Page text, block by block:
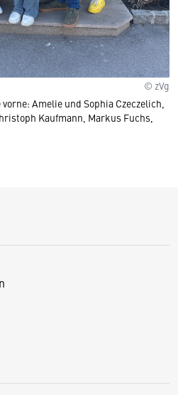
© zVg
Amelie und Sophia Czeczelich,
Kaufmann, Markus Fuchs,